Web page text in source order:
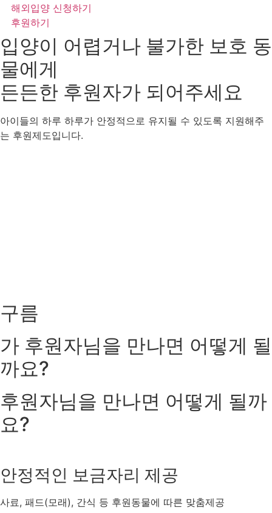
해외입양 신청하기
후원하기
입양이 어렵거나 불가한 보호 동
물에게
든든한 후원자가 되어주세요
아이들의 하루 하루가 안정적으로 유지될 수 있도록 지원해주
는 후원제도입니다.
구름
가 후원자님을 만나면 어떻게 될
까요?
후원자님을 만나면 어떻게 될까
요?
안정적인 보금자리 제공
사료, 패드(모래), 간식 등 후원동물에 따른 맞춤제공